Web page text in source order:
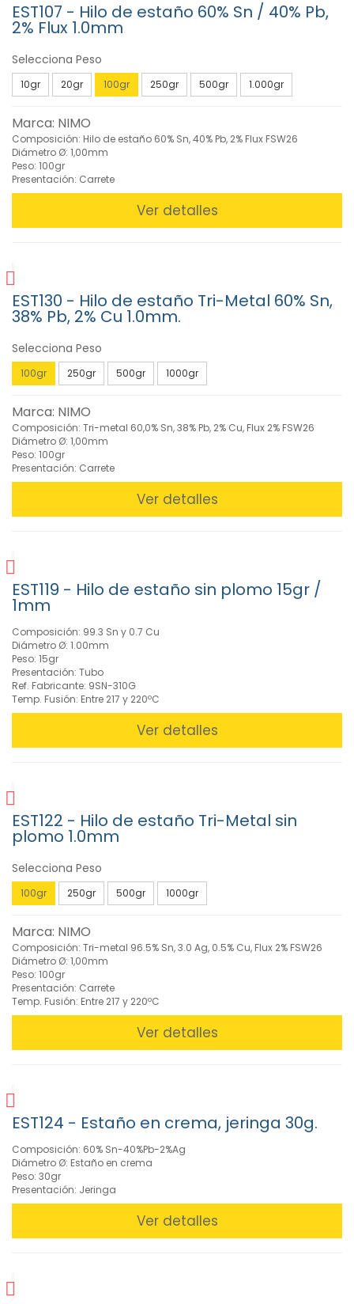
(7)
Conjuntos
Soldadura
(12)
Crisoles
Precalentadores
(5)
Desoldadura
Manual
(28)
Aire
(12)
Estaciones
Soldadura
(17)
Estaño
Flux
(28)
Extractores
de
Humos
Puntas
Repuestos
para
Estaciones
(30)
Resistencias
(39)
Soldadores
a
Gas
Soldadores
por
USB
baterías
(6)
Soportes
accesorios
para
Soldadura
(25)
FILTROS
BUSCADOR
CARACTERISTICAS
EST107 - Hilo de estaño 60% Sn / 40% Pb,
2% Flux 1.0mm
Selecciona Peso
10gr 20gr 100gr 250gr 500gr 1.000gr
Marca: NIMO
Composición: Hilo de estaño 60% Sn, 40% Pb, 2% Flux FSW26
Diámetro Ø: 1,00mm
Peso: 100gr
Presentación: Carrete
Ver detalles
EST130 - Hilo de estaño Tri-Metal 60% Sn,
38% Pb, 2% Cu 1.0mm.
Selecciona Peso
100gr 250gr 500gr 1000gr
Marca: NIMO
Composición: Tri-metal 60,0% Sn, 38% Pb, 2% Cu, Flux 2% FSW26
Diámetro Ø: 1,00mm
Peso: 100gr
Presentación: Carrete
Ver detalles
EST119 - Hilo de estaño sin plomo 15gr /
1mm
Composición: 99.3 Sn y 0.7 Cu
Diámetro Ø: 1.00mm
Peso: 15gr
Presentación: Tubo
Ref. Fabricante: 9SN-310G
Temp. Fusión: Entre 217 y 220ºC
Ver detalles
EST122 - Hilo de estaño Tri-Metal sin
plomo 1.0mm
Selecciona Peso
100gr 250gr 500gr 1000gr
Marca: NIMO
Composición: Tri-metal 96.5% Sn, 3.0 Ag, 0.5% Cu, Flux 2% FSW26
Diámetro Ø: 1,00mm
Peso: 100gr
Presentación: Carrete
Temp. Fusión: Entre 217 y 220ºC
Ver detalles
EST124 - Estaño en crema, jeringa 30g.
Composición: 60% Sn-40%Pb-2%Ag
Diámetro Ø: Estaño en crema
Peso: 30gr
Presentación: Jeringa
Ver detalles